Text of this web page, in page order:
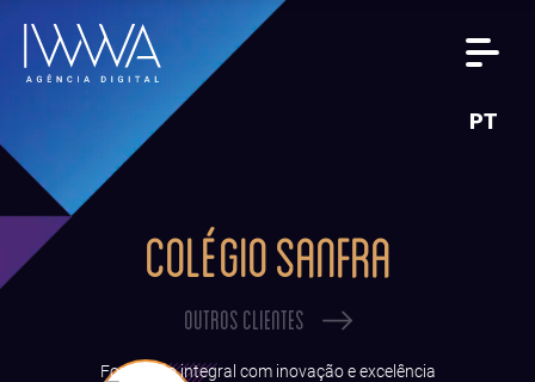
PT
COLÉGIO SANFRA
OUTROS CLIENTES
Formação integral com inovação e excelência